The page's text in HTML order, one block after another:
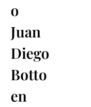
o
Juan
Diego
Botto
en